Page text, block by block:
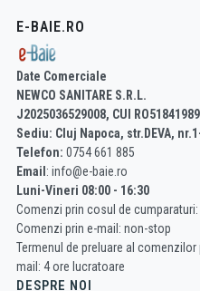
E-BAIE.RO
Date Comerciale
NEWCO SANITARE S.R.L.
J2025036529008, CUI RO51841989
Sediu: Cluj Napoca, str.DEVA,
Telefon: 0754 661 885
Email : info@e-baie.ro
Luni-Vineri 08:00 - 16:30
Comenzi prin cosul de
Comenzi prin e-mail: non-stop
Termenul de preluare al
mail: 4 ore lucratoare
DESPRE NOI